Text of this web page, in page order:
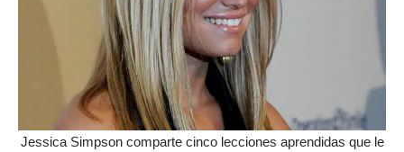
Jessica Simpson comparte cinco lecciones aprendidas que le